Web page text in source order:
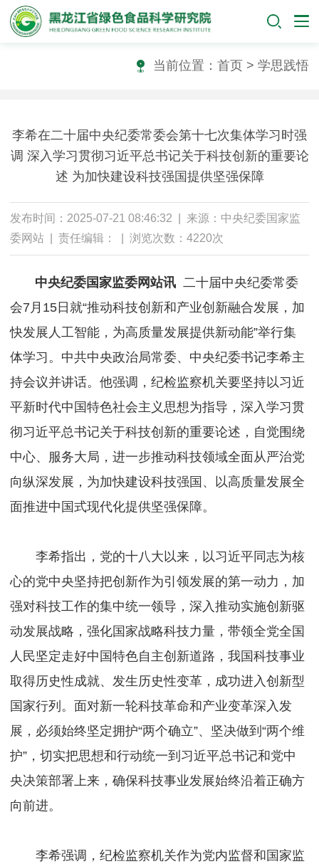
当前位置： 首页> 学思践悟
李希在二十届中央纪委常委会第十七次集体学习时强
调 深入学习贯彻习近平总书记关于科技创新的重要论
述 为加快建设科技强国提供坚强保障
发布时间：2025-07-21 08:46:32 | 来源：中央纪委国家监
委网站 | 责任编辑： | 浏览次数：4220次
中央纪委国家监委网站讯 二十届中央纪委常委
会7月15日就“推动科技创新和产业创新融合发展，加
快发展人工智能，为高质量发展提供新动能”举行集
体学习。中共中央政治局常委、中央纪委书记李希主
持会议并讲话。他强调，纪检监察机关要坚持以习近
平新时代中国特色社会主义思想为指导，深入学习贯
彻习近平总书记关于科技创新的重要论述，自觉围绕
中心、服务大局，进一步推动科技领域全面从严治党
向纵深发展，为加快建设科技强国、以高质量发展全
面推进中国式现代化提供坚强保障。
李希指出，党的十八大以来，以习近平同志为核
心的党中央坚持把创新作为引领发展的第一动力，加
强对科技工作的集中统一领导，深入推动实施创新驱
动发展战略，强化国家战略科技力量，带领全党全国
人民坚定走好中国特色自主创新道路，我国科技事业
取得历史性成就、发生历史性变革，成功进入创新型
国家行列。面对新一轮科技革命和产业变革深入发
展，必须始终坚定拥护“两个确立”、坚决做到“两个维
护”，切实把思想和行动统一到习近平总书记和党中
央决策部署上来，确保科技事业发展始终沿着正确方
向前进。
李希强调，纪检监察机关作为党内监督和国家监